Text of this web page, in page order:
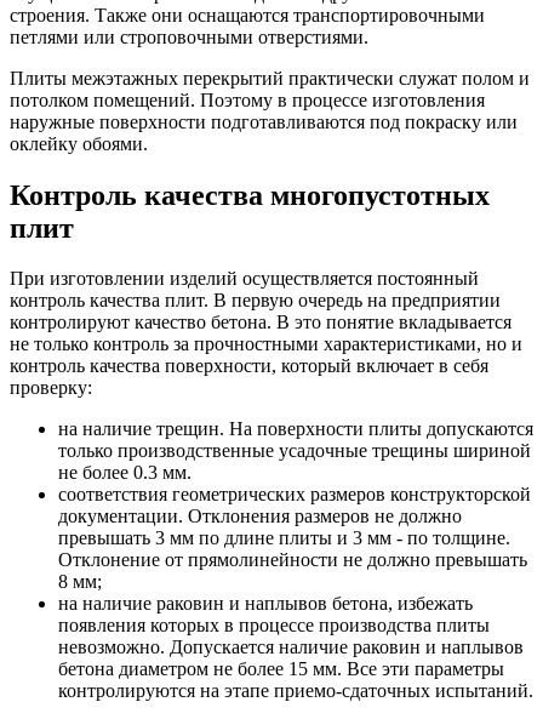
строения. Также они оснащаются транспортировочными
петлями или строповочными отверстиями.
Плиты межэтажных перекрытий практически служат полом и
потолком помещений. Поэтому в процессе изготовления
наружные поверхности подготавливаются под покраску или
оклейку обоями.
Контроль качества многопустотных
плит
При изготовлении изделий осуществляется постоянный
контроль качества плит. В первую очередь на предприятии
контролируют качество бетона. В это понятие вкладывается
не только контроль за прочностными характеристиками, но и
контроль качества поверхности, который включает в себя
проверку:
на наличие трещин. На поверхности плиты допускаются
только производственные усадочные трещины шириной
не более 0.3 мм.
соответствия геометрических размеров конструкторской
документации. Отклонения размеров не должно
превышать 3 мм по длине плиты и 3 мм - по толщине.
Отклонение от прямолинейности не должно превышать
8 мм;
на наличие раковин и наплывов бетона, избежать
появления которых в процессе производства плиты
невозможно. Допускается наличие раковин и наплывов
бетона диаметром не более 15 мм. Все эти параметры
контролируются на этапе приемо-сдаточных испытаний.